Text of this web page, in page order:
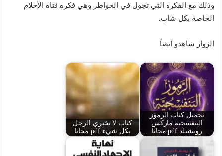
وذلك مع الفكرة التي تجول في الخواطر وهي فكرة فتاة الأحلام
الخاصة بكل شاب.
الزوار شاهدو أيضاً
تحميل كتاب الرموز
البنفسجية ماركس
روتشيلد pdf مجانا
كتاب لا تخبري الرجل
بكل شيء pdf مجانا